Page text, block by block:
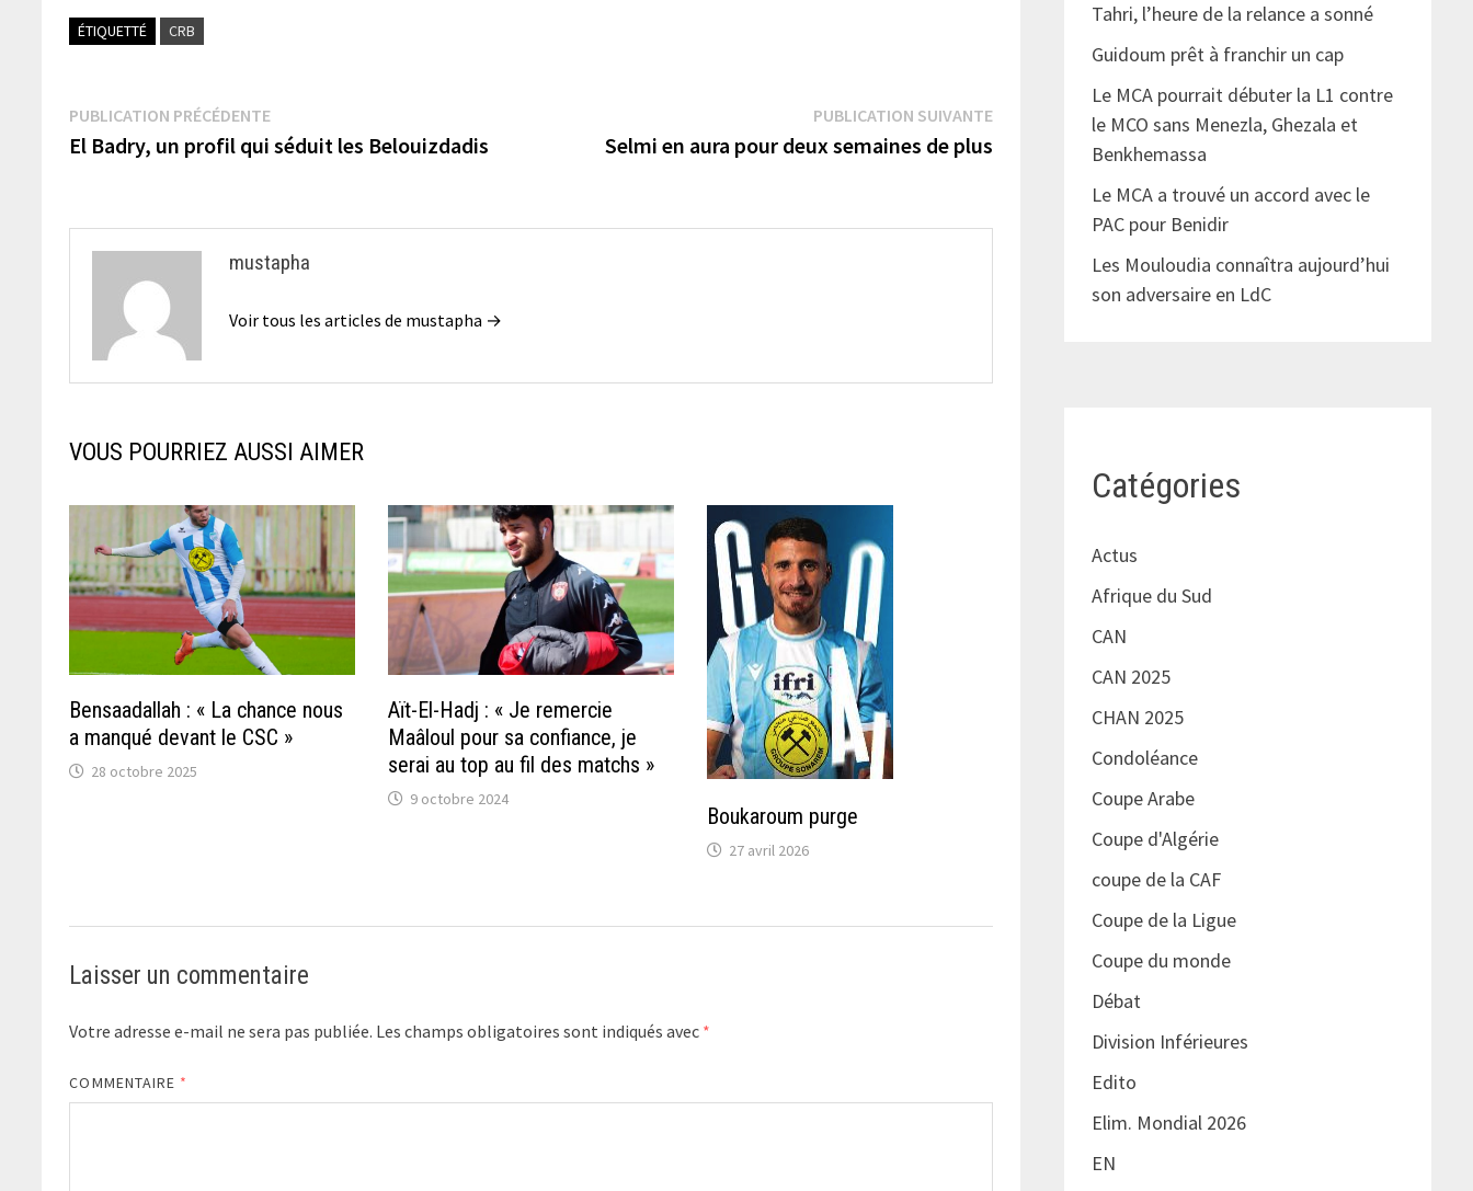
ÉTIQUETTÉ CRB
Navigation
de
PUBLICATION PRÉCÉDENTEPublication
précédente :
El Badry, un profil qui séduit les Belouizdadis
PUBLICATION SUIVANTEPublication
suivante :
Selmi en aura pour deux semaines de plus
mustapha
Voir tous les articles de mustapha →
VOUS POURRIEZ AUSSI AIMER
Bensaadallah : « La chance nous
a manqué devant le CSC »
28 octobre 2025
Aït-El-Hadj : « Je remercie
Maâloul pour sa confiance, je
serai au top au fil des matchs »
9 octobre 2024
Boukaroum purge
27 avril 2026
Laisser un commentaire
Votre adresse e-mail ne sera pas publiée. Les champs obligatoires sont indiqués avec *
COMMENTAIRE *
Tahri, l’heure de la relance a sonné
Guidoum prêt à franchir un cap
Le MCA pourrait débuter la L1 contre
le MCO sans Menezla, Ghezala et
Benkhemassa
Le MCA a trouvé un accord avec le
PAC pour Benidir
Les Mouloudia connaîtra aujourd’hui
son adversaire en LdC
Catégories
Actus
Afrique du Sud
CAN
CAN 2025
CHAN 2025
Condoléance
Coupe Arabe
Coupe d'Algérie
coupe de la CAF
Coupe de la Ligue
Coupe du monde
Débat
Division Inférieures
Edito
Elim. Mondial 2026
EN